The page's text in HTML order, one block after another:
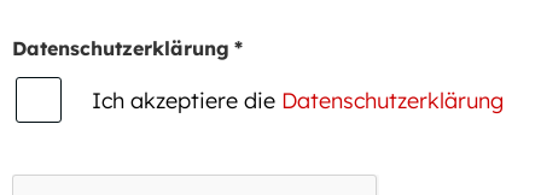
Datenschutzerklärung *
Ich akzeptiere die Datenschutzerklärung